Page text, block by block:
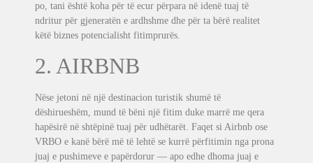
po, tani është koha për të ecur përpara në idenë tuaj të
ndritur për gjeneratën e ardhshme dhe për ta bërë realitet
këtë biznes potencialisht fitimprurës.
2. AIRBNB
Nëse jetoni në një destinacion turistik shumë të
dëshirueshëm, mund të bëni një fitim duke marrë me qera
hapësirë ​​në shtëpinë tuaj për udhëtarët. Faqet si Airbnb ose
VRBO e kanë bërë më të lehtë se kurrë përfitimin nga prona
juaj e pushimeve e papërdorur — apo edhe dhoma juaj e